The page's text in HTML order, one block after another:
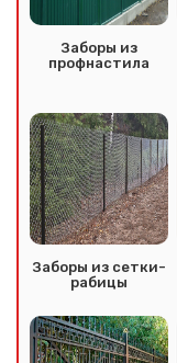
Заборы из
профнастила
Заборы из сетки-
рабицы